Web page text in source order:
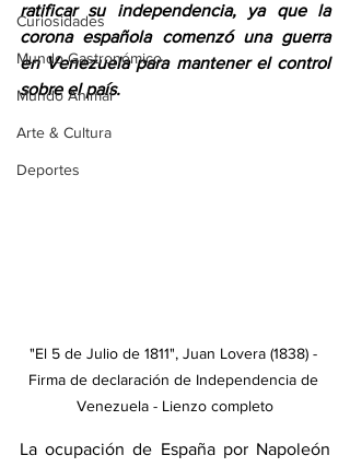
Curiosidades
Mundo Gastronómico
Mundo Animal
Arte & Cultura
Deportes
ratificar su independencia, ya que la
corona española comenzó una guerra
en Venezuela para mantener el control
sobre el país.
"El 5 de Julio de 1811", Juan Lovera (1838) -
Firma de declaración de Independencia de
Venezuela - Lienzo completo
La ocupación de España por Napoleón